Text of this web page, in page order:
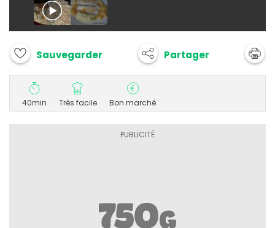
Sauvegarder Partager
40min Très facile Bon marché